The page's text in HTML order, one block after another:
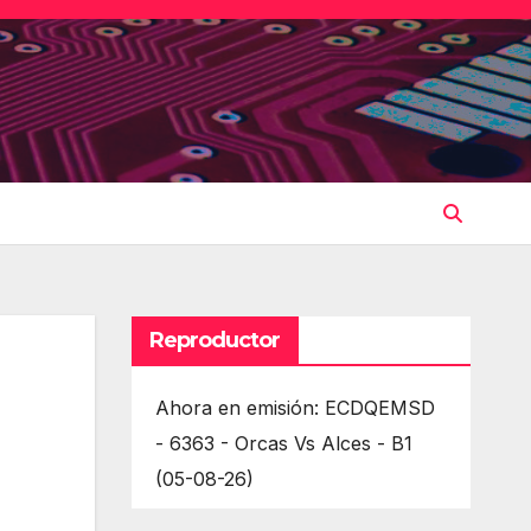
Reproductor
Ahora en emisión: ECDQEMSD
- 6363 - Orcas Vs Alces - B1
(05-08-26)